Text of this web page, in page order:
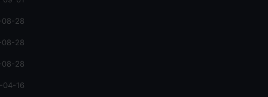
28
28
28
04-16